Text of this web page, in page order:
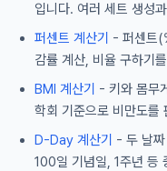
입니다. 여러 세트 생성
퍼센트 계산기 - 퍼센트
감률 계산, 비율 구하기
BMI 계산기 - 키와 몸무
학회 기준으로 비만도를
D-Day 계산기 - 두 날
100일 기념일, 1주년 등